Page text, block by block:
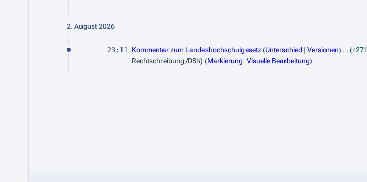
2. August 2026
23:11 Kommentar zum Landeshochschulgesetz Unterschied Versionen +271
Rechtschreibung /DSh)
Markierung: Visuelle Bearbeitung